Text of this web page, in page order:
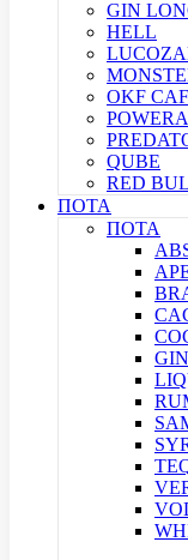
GIN
HELL
OKF
QUBE
RED
ΠΟΤΑ
ΠΟΤΑ
GIN